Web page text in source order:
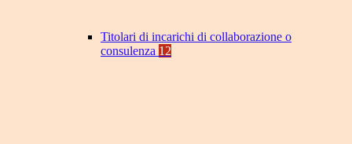
Titolari di incarichi di collaborazione o
consulenza 12